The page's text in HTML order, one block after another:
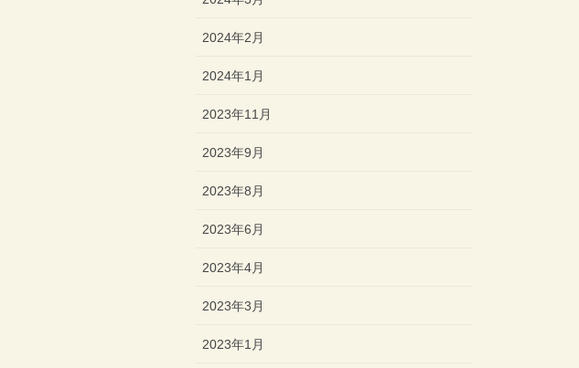
2024年2月
2024年1月
2023年11月
2023年9月
2023年8月
2023年6月
2023年4月
2023年3月
2023年1月